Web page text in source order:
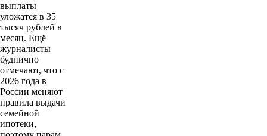
выплаты
уложатся в 35
тысяч рублей в
месяц. Ещё
журналисты
буднично
отмечают, что с
2026 года в
России меняют
правила выдачи
семейной
ипотеки,